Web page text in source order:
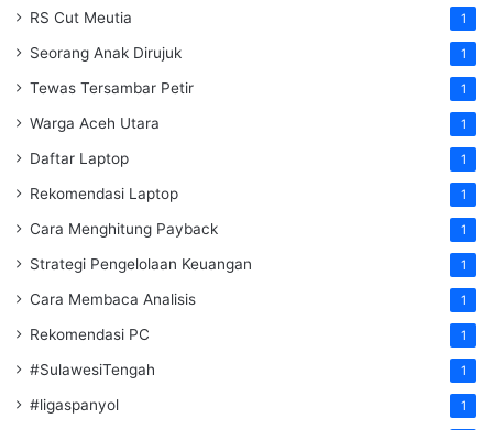
RS Cut Meutia 1
Seorang Anak Dirujuk 1
Tewas Tersambar Petir 1
Warga Aceh Utara 1
Daftar Laptop 1
Rekomendasi Laptop 1
Cara Menghitung Payback 1
Strategi Pengelolaan Keuangan 1
Cara Membaca Analisis 1
Rekomendasi PC 1
#SulawesiTengah 1
#ligaspanyol 1